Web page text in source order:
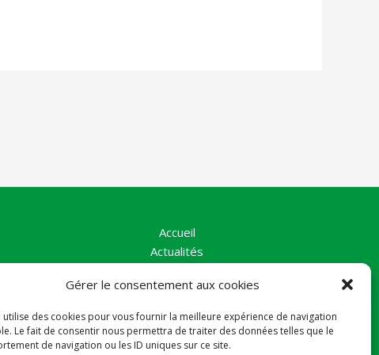
Gérer le consentement aux cookies
utilise des cookies pour vous fournir la meilleure expérience de navigation
Le fait de consentir nous permettra de traiter des données telles que le
de navigation ou les ID uniques sur ce site.
Accueil
Actualités
Nos Actions
Contact
Politique de cookies (UE)